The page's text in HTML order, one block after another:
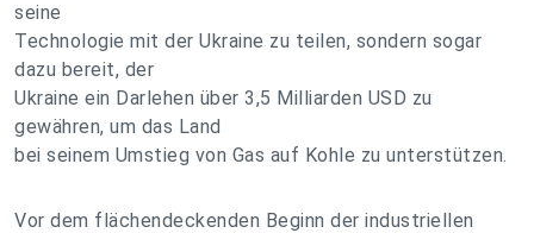
seine
Technologie mit der Ukraine zu teilen, sondern sogar
dazu bereit, der
Ukraine ein Darlehen über 3,5 Milliarden USD zu
gewähren, um das Land
bei seinem Umstieg von Gas auf Kohle zu unterstützen.
Vor dem flächendeckenden Beginn der industriellen